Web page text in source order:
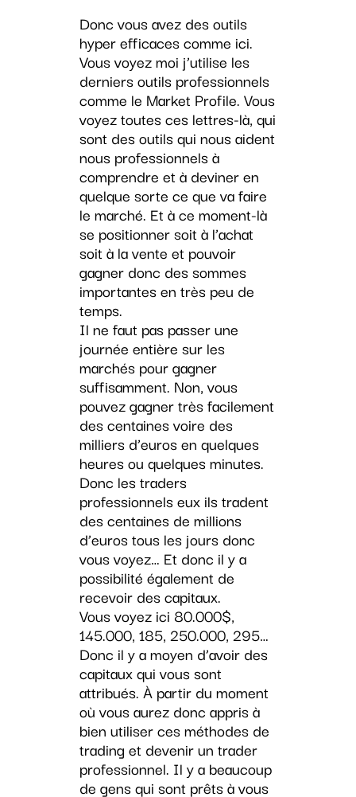
Donc vous avez des outils
hyper efficaces comme ici.
Vous voyez moi j’utilise les
derniers outils professionnels
comme le Market Profile. Vous
voyez toutes ces lettres-là, qui
sont des outils qui nous aident
nous professionnels à
comprendre et à deviner en
quelque sorte ce que va faire
le marché. Et à ce moment-là
se positionner soit à l’achat
soit à la vente et pouvoir
gagner donc des sommes
importantes en très peu de
temps.
Il ne faut pas passer une
journée entière sur les
marchés pour gagner
suffisamment. Non, vous
pouvez gagner très facilement
des centaines voire des
milliers d’euros en quelques
heures ou quelques minutes.
Donc les traders
professionnels eux ils tradent
des centaines de millions
d’euros tous les jours donc
vous voyez… Et donc il y a
possibilité également de
recevoir des capitaux.
Vous voyez ici 80.000$,
145.000, 185, 250.000, 295…
Donc il y a moyen d’avoir des
capitaux qui vous sont
attribués. À partir du moment
où vous aurez donc appris à
bien utiliser ces méthodes de
trading et devenir un trader
professionnel. Il y a beaucoup
de gens qui sont prêts à vous